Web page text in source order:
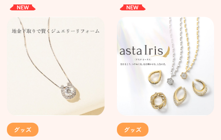
NEW
グッズ
NEW
グッズ